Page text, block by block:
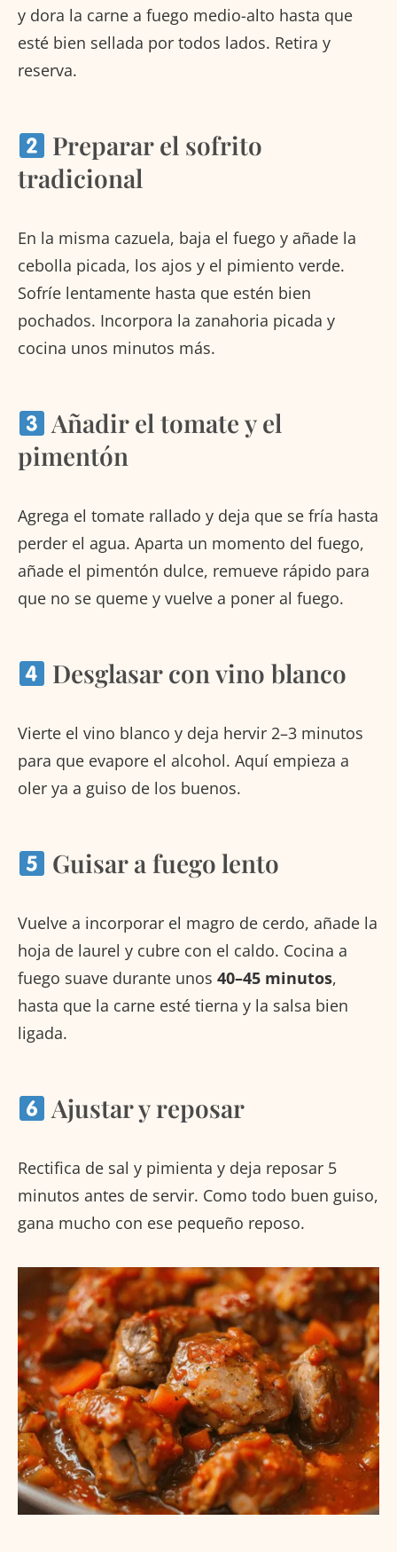
y dora la carne a fuego medio-alto hasta que
esté bien sellada por todos lados. Retira y
reserva.
Preparar el sofrito
tradicional
En la misma cazuela, baja el fuego y añade la
cebolla picada, los ajos y el pimiento verde.
Sofríe lentamente hasta que estén bien
pochados. Incorpora la zanahoria picada y
cocina unos minutos más.
Añadir el tomate y el
pimentón
Agrega el tomate rallado y deja que se fría hasta
perder el agua. Aparta un momento del fuego,
añade el pimentón dulce, remueve rápido para
que no se queme y vuelve a poner al fuego.
Desglasar con vino blanco
Vierte el vino blanco y deja hervir 2–3 minutos
para que evapore el alcohol. Aquí empieza a
oler ya a guiso de los buenos.
Guisar a fuego lento
Vuelve a incorporar el magro de cerdo, añade la
hoja de laurel y cubre con el caldo. Cocina a
fuego suave durante unos 40–45 minutos,
hasta que la carne esté tierna y la salsa bien
ligada.
Ajustar y reposar
Rectifica de sal y pimienta y deja reposar 5
minutos antes de servir. Como todo buen guiso,
gana mucho con ese pequeño reposo.